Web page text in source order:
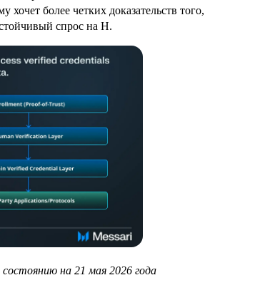
более четких доказательств того,
спрос на H.
состоянию на 21 мая 2026 года